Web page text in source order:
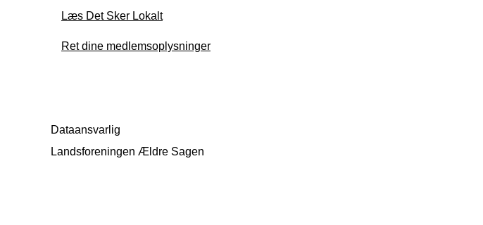
Læs Det Sker Lokalt
Ret dine medlemsoplysninger
Dataansvarlig
Landsforeningen Ældre Sagen